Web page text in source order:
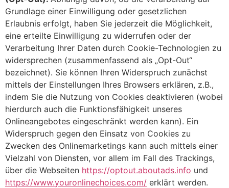
Grundlage einer Einwilligung oder gesetzlichen
Erlaubnis erfolgt, haben Sie jederzeit die Möglichkeit,
eine erteilte Einwilligung zu widerrufen oder der
Verarbeitung Ihrer Daten durch Cookie-Technologien zu
widersprechen (zusammenfassend als „Opt-Out“
bezeichnet). Sie können Ihren Widerspruch zunächst
mittels der Einstellungen Ihres Browsers erklären, z.B.,
indem Sie die Nutzung von Cookies deaktivieren (wobei
hierdurch auch die Funktionsfähigkeit unseres
Onlineangebotes eingeschränkt werden kann). Ein
Widerspruch gegen den Einsatz von Cookies zu
Zwecken des Onlinemarketings kann auch mittels einer
Vielzahl von Diensten, vor allem im Fall des Trackings,
über die Webseiten https://optout.aboutads.info und
https://www.youronlinechoices.com/ erklärt werden.